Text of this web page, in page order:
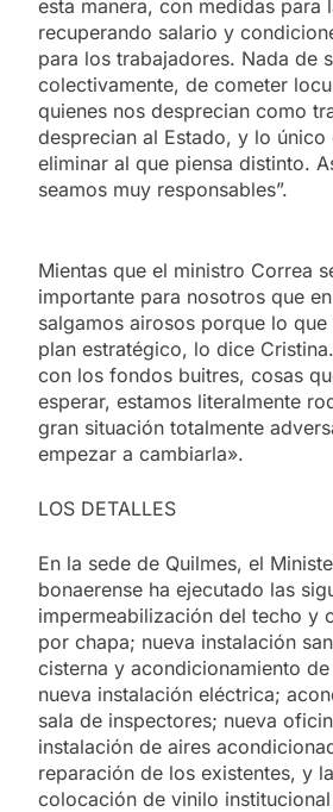
esta manera, con medidas para
recuperando salario y
para los trabajadores. Nada de
colectivamente, de cometer
quienes nos desprecian como
desprecian al Estado, y lo único
eliminar al que piensa distinto.
seamos muy responsables”.
Mientas que el ministro Correa
importante para nosotros que
salgamos airosos porque lo que
plan estratégico, lo dice
con los fondos buitres, cosas
esperar, estamos literalmente
gran situación totalmente
empezar a cambiarla».
LOS DETALLES
En la sede de Quilmes, el
bonaerense ha ejecutado las
impermeabilización del techo y
por chapa; nueva instalación
cisterna y acondicionamiento
nueva instalación eléctrica;
sala de inspectores; nueva
instalación de aires
reparación de los existentes, y
colocación de vinilo